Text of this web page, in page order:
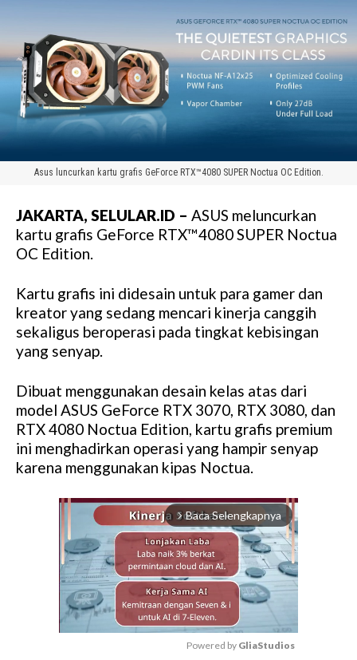
Asus luncurkan kartu grafis GeForce RTX™4080 SUPER Noctua OC Edition.
JAKARTA, SELULAR.ID – ASUS meluncurkan
kartu grafis GeForce RTX™4080 SUPER Noctua
OC Edition.
Kartu grafis ini didesain untuk para gamer dan
kreator yang sedang mencari kinerja canggih
sekaligus beroperasi pada tingkat kebisingan
yang senyap.
Dibuat menggunakan desain kelas atas dari
model ASUS GeForce RTX 3070, RTX 3080, dan
RTX 4080 Noctua Edition, kartu grafis premium
ini menghadirkan operasi yang hampir senyap
karena menggunakan kipas Noctua.
arrow_forward_ios Baca Selengkapnya
Powered by GliaStudios